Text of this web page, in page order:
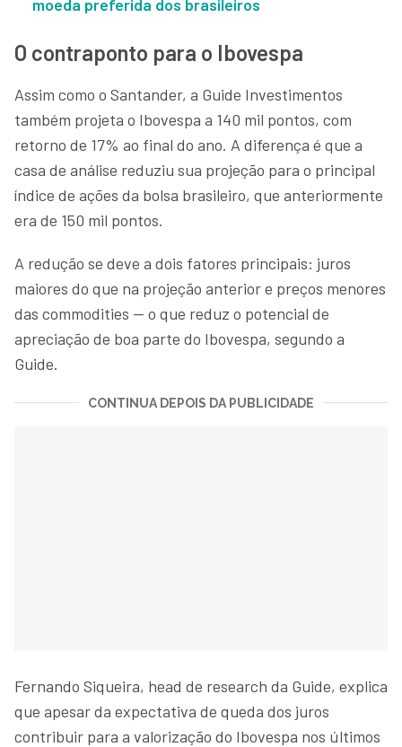
moeda preferida dos brasileiros
O contraponto para o Ibovespa
Assim como o Santander, a Guide Investimentos
também projeta o Ibovespa a 140 mil pontos, com
retorno de 17% ao final do ano. A diferença é que a
casa de análise reduziu sua projeção para o principal
índice de ações da bolsa brasileiro, que anteriormente
era de 150 mil pontos.
A redução se deve a dois fatores principais: juros
maiores do que na projeção anterior e preços menores
das commodities — o que reduz o potencial de
apreciação de boa parte do Ibovespa, segundo a
Guide.
CONTINUA DEPOIS DA PUBLICIDADE
Fernando Siqueira, head de research da Guide, explica
que apesar da expectativa de queda dos juros
contribuir para a valorização do Ibovespa nos últimos